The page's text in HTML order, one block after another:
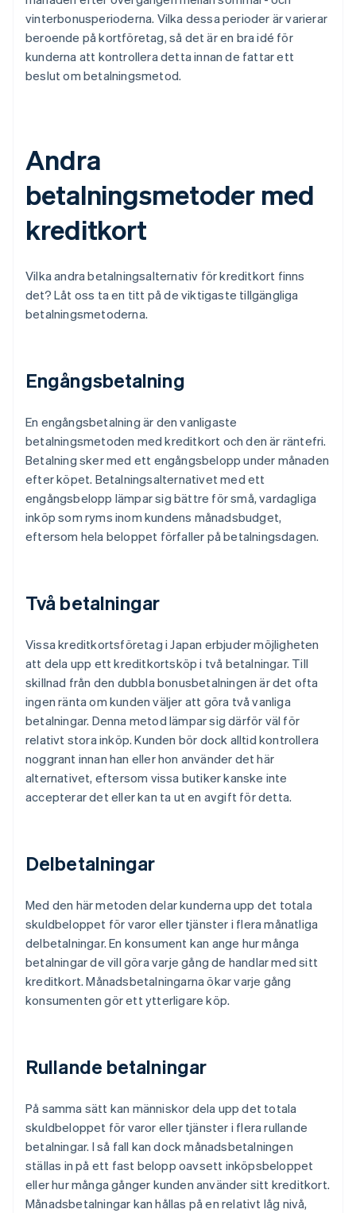
vinterbonusperioderna. Vilka dessa perioder är varierar
beroende på kortföretag, så det är en bra idé för
kunderna att kontrollera detta innan de fattar ett
beslut om betalningsmetod.
Andra
betalningsmetoder med
kreditkort
Vilka andra betalningsalternativ för kreditkort finns
det? Låt oss ta en titt på de viktigaste tillgängliga
betalningsmetoderna.
Engångsbetalning
En engångsbetalning är den vanligaste
betalningsmetoden med kreditkort och den är räntefri.
Betalning sker med ett engångsbelopp under månaden
efter köpet. Betalningsalternativet med ett
engångsbelopp lämpar sig bättre för små, vardagliga
inköp som ryms inom kundens månadsbudget,
eftersom hela beloppet förfaller på betalningsdagen.
Två betalningar
Vissa kreditkortsföretag i Japan erbjuder möjligheten
att dela upp ett kreditkortsköp i två betalningar. Till
skillnad från den dubbla bonusbetalningen är det ofta
ingen ränta om kunden väljer att göra två vanliga
betalningar. Denna metod lämpar sig därför väl för
relativt stora inköp. Kunden bör dock alltid kontrollera
noggrant innan han eller hon använder det här
alternativet, eftersom vissa butiker kanske inte
accepterar det eller kan ta ut en avgift för detta.
Delbetalningar
Med den här metoden delar kunderna upp det totala
skuldbeloppet för varor eller tjänster i flera månatliga
delbetalningar. En konsument kan ange hur många
betalningar de vill göra varje gång de handlar med sitt
kreditkort. Månadsbetalningarna ökar varje gång
konsumenten gör ett ytterligare köp.
Rullande betalningar
På samma sätt kan människor dela upp det totala
skuldbeloppet för varor eller tjänster i flera rullande
betalningar. I så fall kan dock månadsbetalningen
ställas in på ett fast belopp oavsett inköpsbeloppet
eller hur många gånger kunden använder sitt kreditkort.
Månadsbetalningar kan hållas på en relativt låg nivå,